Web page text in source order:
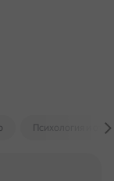
Психология и